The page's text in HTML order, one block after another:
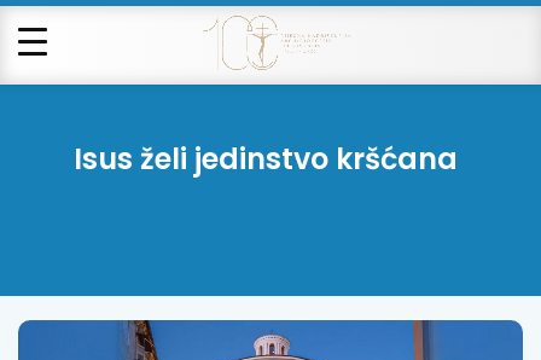
Isus želi jedinstvo kršćana